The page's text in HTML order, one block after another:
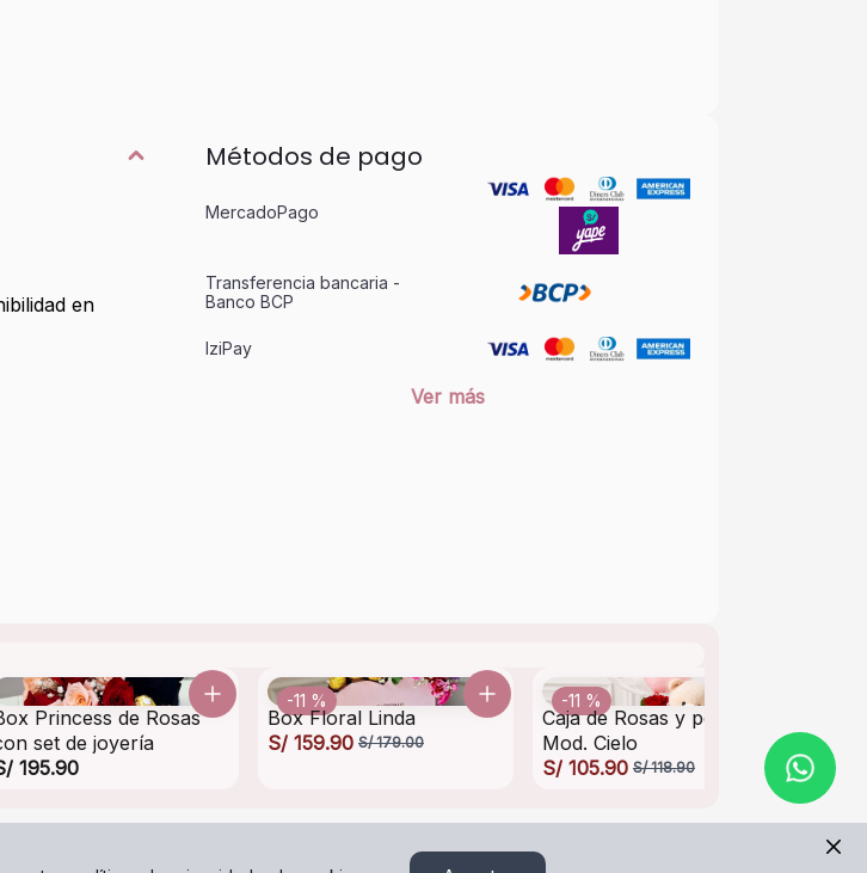
en
Métodos de pago
MercadoPago
Transferencia bancaria -
Banco BCP
IziPay
Ver más
Princess de Rosas
set de joyería
195.90
-11 %
Box Floral Linda
S/ 159.90 S/ 179.00
-11 %
Caja de Rosas y peluche
Mod. Cielo
S/ 105.90 S/ 118.90
S/